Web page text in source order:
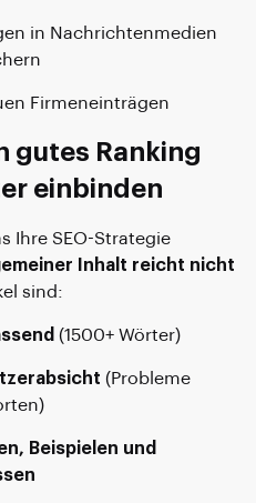
in Nachrichtenmedien
Firmeneinträgen
gutes Ranking
einbinden
Ihre SEO-Strategie
Inhalt reicht nicht
sind:
(1500+ Wörter)
(Probleme
Beispielen und